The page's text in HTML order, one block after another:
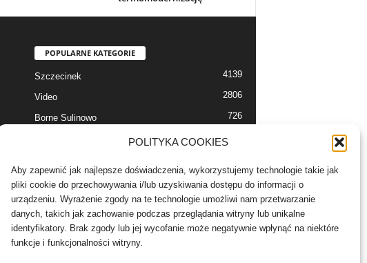
POLITYKA COOKIES
Aby zapewnić jak najlepsze doświadczenia, wykorzystujemy technologie takie jak
pliki cookie do przechowywania i/lub uzyskiwania dostępu do informacji o
urządzeniu. Wyrażenie zgody na te technologie umożliwi nam przetwarzanie
danych, takich jak zachowanie podczas przeglądania witryny lub unikalne
identyfikatory. Brak zgody lub jej wycofanie może negatywnie wpłynąć na niektóre
funkcje i funkcjonalności witryny.
POPULARNE KATEGORIE
Szczecinek 4139
Video 2806
Borne Sulinowo 726
712
Biały Bór 526
Aktualności 503